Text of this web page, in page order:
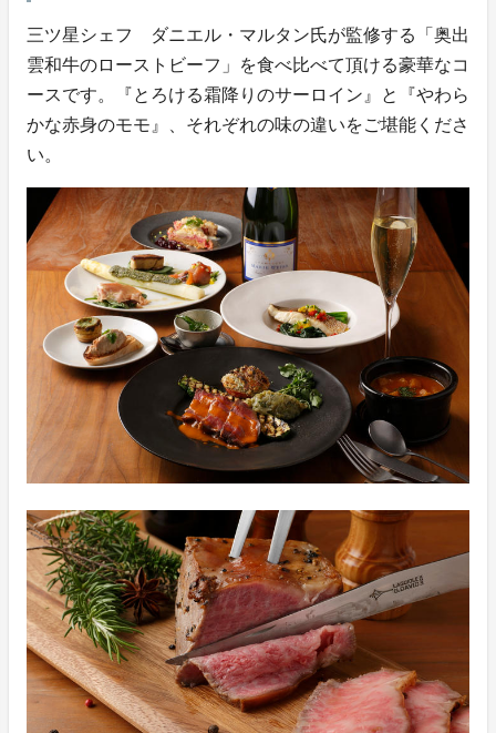
三ツ星シェフ ダニエル・マルタン氏が監修する「奥出
雲和牛のローストビーフ」を食べ比べて頂ける豪華なコ
ースです。『とろける霜降りのサーロイン』と『やわら
かな赤身のモモ』、それぞれの味の違いをご堪能くださ
い。